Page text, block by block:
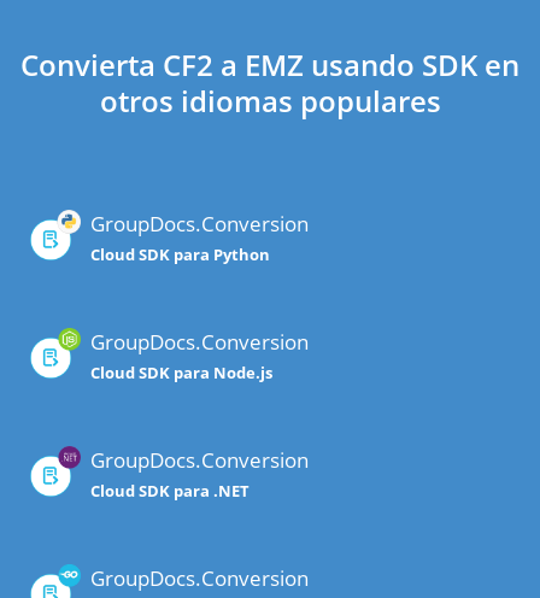
Convierta CF2 a EMZ usando SDK en
otros idiomas populares
GroupDocs.Conversion
Cloud SDK para Python
GroupDocs.Conversion
Cloud SDK para Node.js
GroupDocs.Conversion
Cloud SDK para .NET
GroupDocs.Conversion